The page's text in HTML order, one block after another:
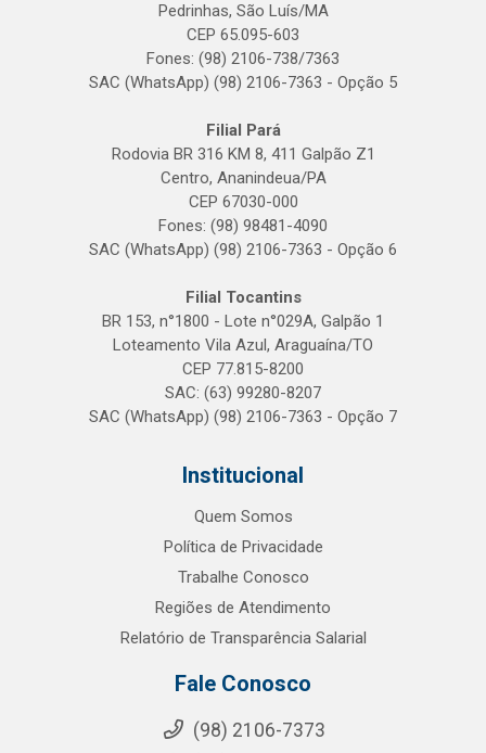
Pedrinhas, São Luís/MA
CEP 65.095-603
Fones: (98) 2106-738/7363
SAC (WhatsApp) (98) 2106-7363 - Opção 5
Filial Pará
Rodovia BR 316 KM 8, 411 Galpão Z1
Centro, Ananindeua/PA
CEP 67030-000
Fones: (98) 98481-4090
SAC (WhatsApp) (98) 2106-7363 - Opção 6
Filial Tocantins
BR 153, n°1800 - Lote n°029A, Galpão 1
Loteamento Vila Azul, Araguaína/TO
CEP 77.815-8200
SAC: (63) 99280-8207
SAC (WhatsApp) (98) 2106-7363 - Opção 7
Institucional
Quem Somos
Política de Privacidade
Trabalhe Conosco
Regiões de Atendimento
Relatório de Transparência Salarial
Fale Conosco
(98) 2106-7373